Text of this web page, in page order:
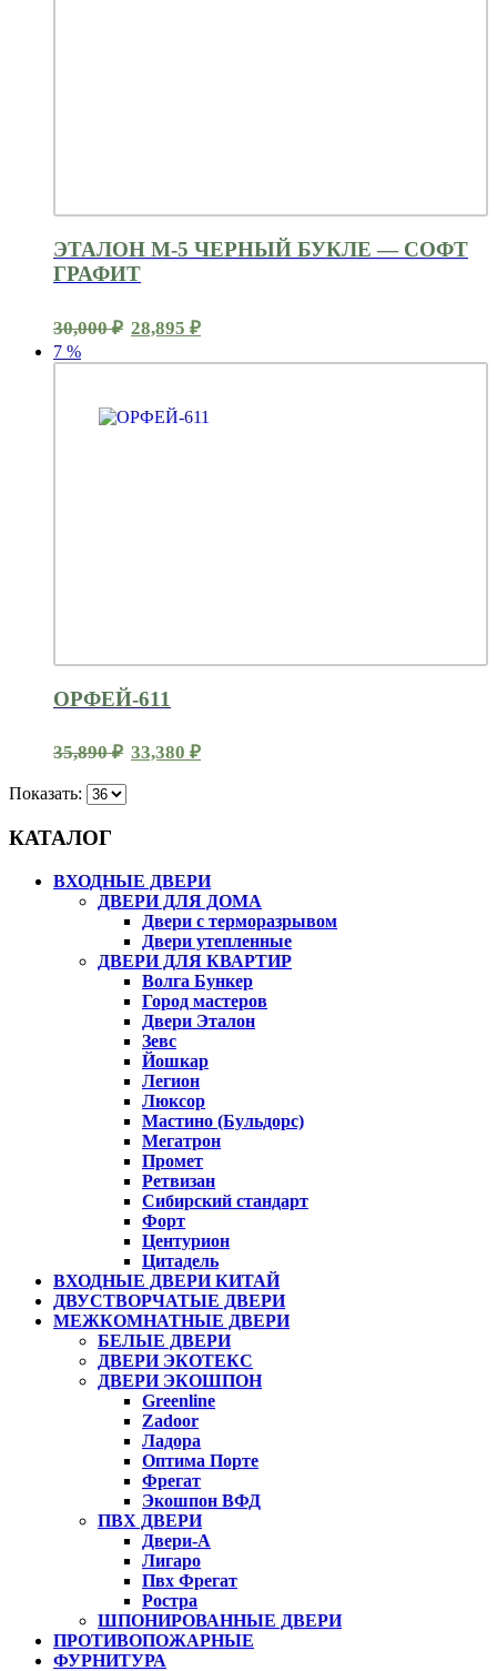
ЭТАЛОН М-5 ЧЕРНЫЙ БУКЛЕ — СОФТ
ГРАФИТ
30,000₽ Первоначальная
цена
30,000 ₽.
28,895 ₽Текущая
цена:
7 %
ОРФЕЙ-611
35,890₽ Первоначальная
33,380 ₽Текущая
Показать:
КАТАЛОГ
ВХОДНЫЕ ДВЕРИ
ДВЕРИ ДЛЯ ДОМА
Двери с терморазрывом
Двери утепленные
ДВЕРИ ДЛЯ КВАРТИР
Волга Бункер
Город мастеров
Двери Эталон
Зевс
Йошкар
Легион
Люксор
Мастино (Бульдорс)
Мегатрон
Промет
Ретвизан
Сибирский стандарт
Форт
Центурион
Цитадель
ВХОДНЫЕ ДВЕРИ КИТАЙ
ДВУСТВОРЧАТЫЕ ДВЕРИ
МЕЖКОМНАТНЫЕ ДВЕРИ
БЕЛЫЕ ДВЕРИ
ДВЕРИ ЭКОТЕКС
ДВЕРИ ЭКОШПОН
Greenline
Zadoor
Ладора
Оптима Порте
Фрегат
Экошпон ВФД
ПВХ ДВЕРИ
Двери-А
Лигаро
Пвх Фрегат
Ростра
ШПОНИРОВАННЫЕ ДВЕРИ
ПРОТИВОПОЖАРНЫЕ
ФУРНИТУРА